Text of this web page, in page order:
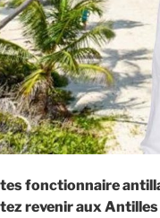
fonctionnaire
revenir aux